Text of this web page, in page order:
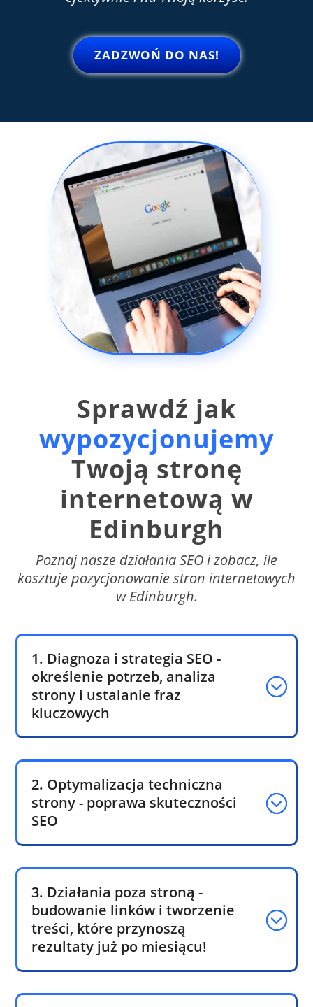
ZADZWOŃ DO NAS!
Sprawdź jak
wypozycjonujemy
Twoją stronę
internetową w
Edinburgh
Poznaj nasze działania SEO i zobacz, ile
kosztuje pozycjonowanie stron internetowych
w Edinburgh.
1. Diagnoza i strategia SEO -
określenie potrzeb, analiza
strony i ustalanie fraz
kluczowych
2. Optymalizacja techniczna
strony - poprawa skuteczności
SEO
3. Działania poza stroną -
budowanie linków i tworzenie
treści, które przynoszą
rezultaty już po miesiącu!